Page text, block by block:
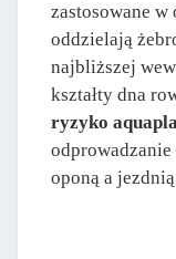
zastosowane
oddzielają
najbliższej
kształty dna
ryzyko
oponą a